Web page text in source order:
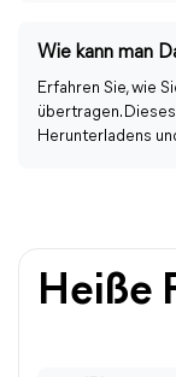
Erfahren Sie, wie
übertragen.
Herunterladens
Heiße